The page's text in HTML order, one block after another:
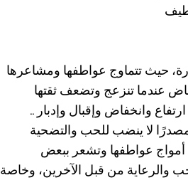
حيث تتماوج عواطفها ومشاعرها
عندما تنزعج وتضعف ثقتها
وانخفاض وإقبال وإدبار ..
مصدرًا لا ينضب للحب والتضحية
عواطفها وتشعر ببعض
والرعاية من قبل الآخرين، وخاصة